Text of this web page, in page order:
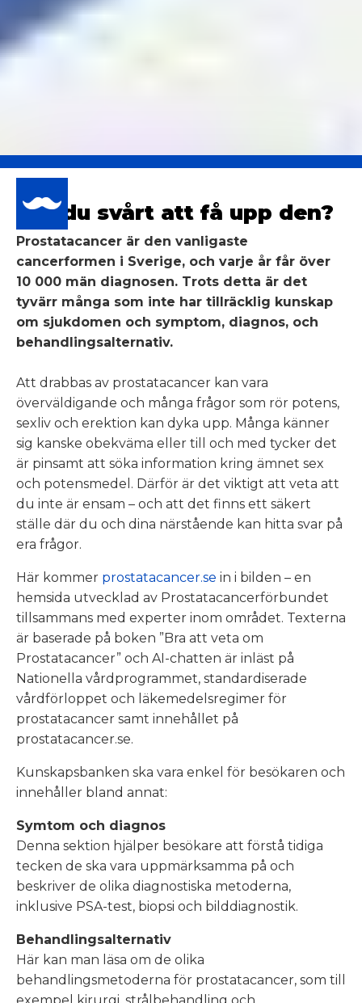
Har du svårt att få upp den?
Prostatacancer är den vanligaste
cancerformen i Sverige, och varje år får över
10 000 män diagnosen. Trots detta är det
tyvärr många som inte har tillräcklig kunskap
om sjukdomen och symptom, diagnos, och
behandlingsalternativ.
Att drabbas av prostatacancer kan vara
överväldigande och många frågor som rör potens,
sexliv och erektion kan dyka upp. Många känner
sig kanske obekväma eller till och med tycker det
är pinsamt att söka information kring ämnet sex
och potensmedel. Därför är det viktigt att veta att
du inte är ensam – och att det finns ett säkert
ställe där du och dina närstående kan hitta svar på
era frågor.
Här kommer prostatacancer.se in i bilden – en
hemsida utvecklad av Prostatacancerförbundet
tillsammans med experter inom området. Texterna
är baserade på boken ”Bra att veta om
Prostatacancer” och AI-chatten är inläst på
Nationella vårdprogrammet, standardiserade
vårdförloppet och läkemedelsregimer för
prostatacancer samt innehållet på
prostatacancer.se.
Kunskapsbanken ska vara enkel för besökaren och
innehåller bland annat:
Symtom och diagnos
Denna sektion hjälper besökare att förstå tidiga
tecken de ska vara uppmärksamma på och
beskriver de olika diagnostiska metoderna,
inklusive PSA-test, biopsi och bilddiagnostik.
Behandlingsalternativ
Här kan man läsa om de olika
behandlingsmetoderna för prostatacancer, som till